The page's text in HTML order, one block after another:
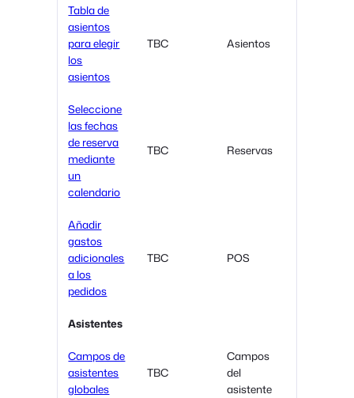
Tabla de
asientos
para elegir
los
asientos
TBC Asientos
Seleccione
las fechas
de reserva
mediante
un
calendario
TBC Reservas
Añadir
gastos
adicionales
a los
pedidos
TBC POS
Asistentes
Campos de
asistentes
globales
TBC
Campos
del
asistente